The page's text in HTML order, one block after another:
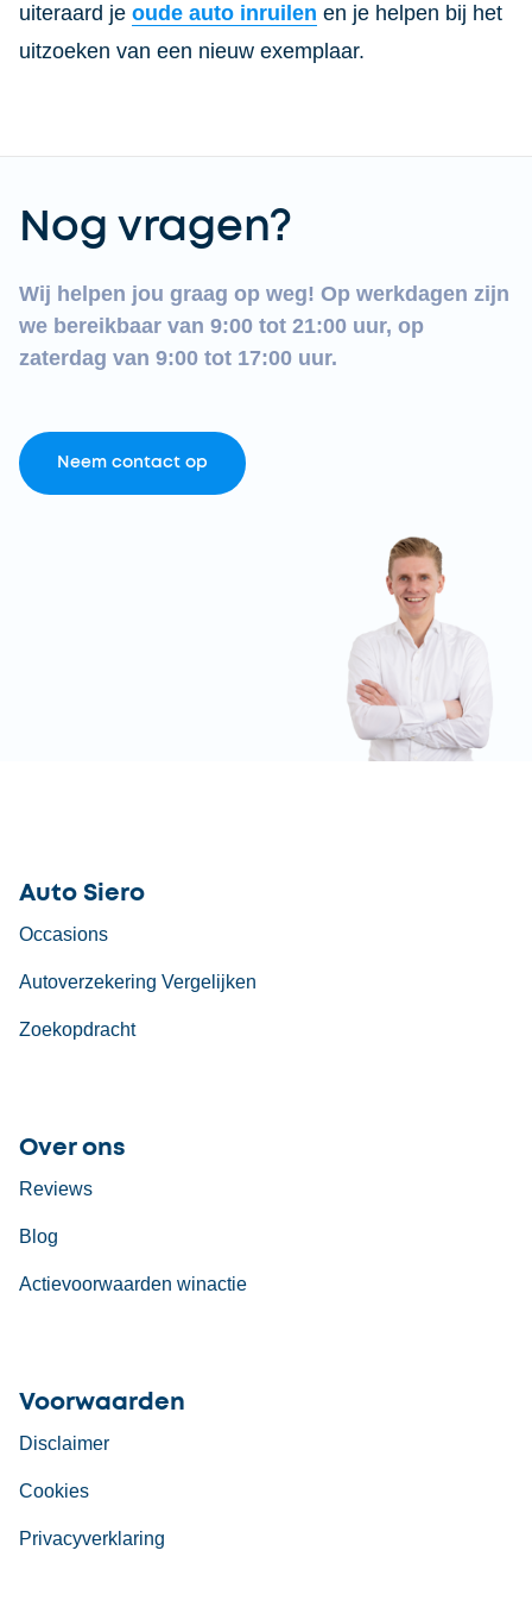
uiteraard je oude auto inruilen en je helpen bij het
uitzoeken van een nieuw exemplaar.
Nog vragen?
Wij helpen jou graag op weg! Op werkdagen zijn
we bereikbaar van 9:00 tot 21:00 uur, op
zaterdag van 9:00 tot 17:00 uur.
Neem contact op
Auto Siero
Occasions
Autoverzekering Vergelijken
Zoekopdracht
Over ons
Reviews
Blog
Actievoorwaarden winactie
Voorwaarden
Disclaimer
Cookies
Privacyverklaring